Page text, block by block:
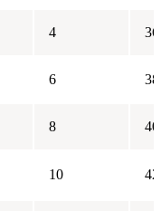
4 36
6 38
8 40
10 42